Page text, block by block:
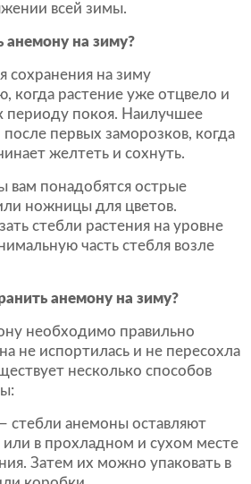
всей зимы.
анемону на зиму?
сохранения на зиму
когда растение уже отцвело и
периоду покоя. Наилучшее
первых заморозков, когда
желтеть и сохнуть.
вам понадобятся острые
ножницы для цветов.
стебли растения на уровне
часть стебля возле
анемону на зиму?
необходимо правильно
не испортилась и не пересохла
несколько способов
стебли анемоны оставляют
или в прохладном и сухом месте
Затем их можно упаковать в